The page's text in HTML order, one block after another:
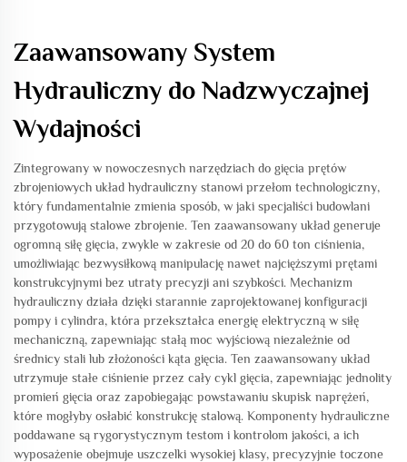
Zaawansowany System
Hydrauliczny do Nadzwyczajnej
Wydajności
Zintegrowany w nowoczesnych narzędziach do gięcia prętów
zbrojeniowych układ hydrauliczny stanowi przełom technologiczny,
który fundamentalnie zmienia sposób, w jaki specjaliści budowlani
przygotowują stalowe zbrojenie. Ten zaawansowany układ generuje
ogromną siłę gięcia, zwykle w zakresie od 20 do 60 ton ciśnienia,
umożliwiając bezwysiłkową manipulację nawet najcięższymi prętami
konstrukcyjnymi bez utraty precyzji ani szybkości. Mechanizm
hydrauliczny działa dzięki starannie zaprojektowanej konfiguracji
pompy i cylindra, która przekształca energię elektryczną w siłę
mechaniczną, zapewniając stałą moc wyjściową niezależnie od
średnicy stali lub złożoności kąta gięcia. Ten zaawansowany układ
utrzymuje stałe ciśnienie przez cały cykl gięcia, zapewniając jednolity
promień gięcia oraz zapobiegając powstawaniu skupisk naprężeń,
które mogłyby osłabić konstrukcję stalową. Komponenty hydrauliczne
poddawane są rygorystycznym testom i kontrolom jakości, a ich
wyposażenie obejmuje uszczelki wysokiej klasy, precyzyjnie toczone